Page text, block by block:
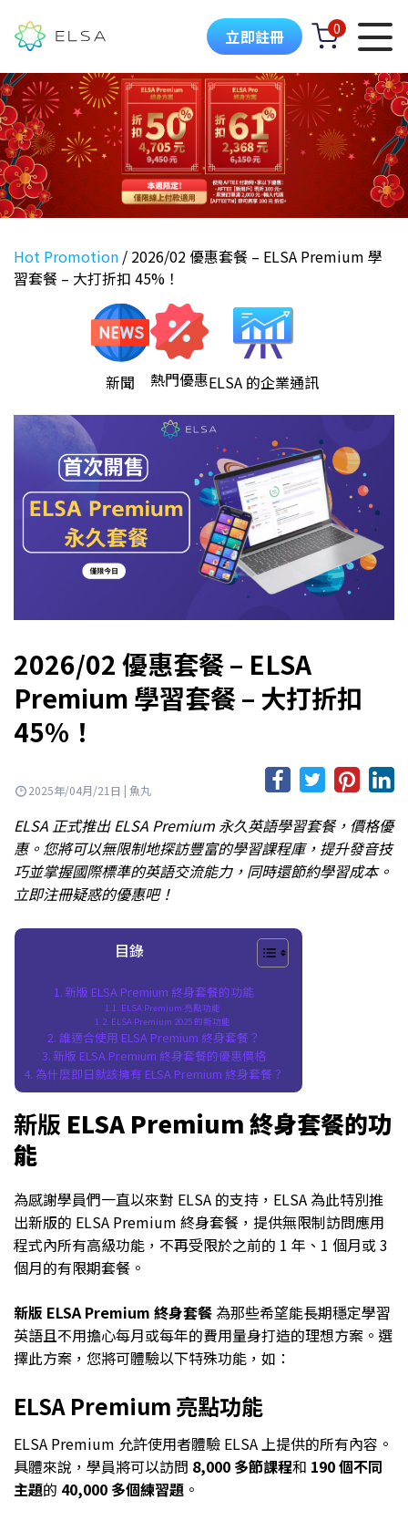
立即註冊 0
Hot Promotion / 2026/02 優惠套餐 – ELSA Premium 學
習套餐 – 大打折扣 45%！
新聞 熱門優惠ELSA 的企業通訊
2026/02 優惠套餐 – ELSA
Premium 學習套餐 – 大打折扣
45%！
2025年/04月/21日 | 魚丸
ELSA 正式推出 ELSA Premium 永久英語學習套餐，價格優
惠。您將可以無限制地探訪豐富的學習課程庫，提升發音技
巧並掌握國際標準的英語交流能力，同時還節約學習成本。
立即注冊疑惑的優惠吧！
目錄
新版 ELSA Premium 終身套餐的功能
ELSA Premium 亮點功能
ELSA Premium 2025 的新功能
誰適合使用 ELSA Premium 終身套餐？
新版 ELSA Premium 終身套餐的優惠價格
為什麼即日就該擁有 ELSA Premium 終身套餐？
新版 ELSA Premium 終身套餐的功
能
為感謝學員們一直以來對 ELSA 的支持，ELSA 為此特別推
出新版的 ELSA Premium 終身套餐，提供無限制訪問應用
程式內所有高級功能，不再受限於之前的 1 年、1 個月或 3
個月的有限期套餐。
新版 ELSA Premium 終身套餐 為那些希望能長期穩定學習
英語且不用擔心每月或每年的費用量身打造的理想方案。選
擇此方案，您將可體驗以下特殊功能，如：
ELSA Premium 亮點功能
ELSA Premium 允許使用者體驗 ELSA 上提供的所有內容。
具體來說，學員將可以訪問 8,000 多節課程和 190 個不同
主題的 40,000 多個練習題 。